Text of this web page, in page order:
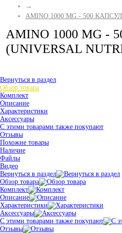
→
AMINO 1000 MG - 500
AMINO 1000 MG -
(UNIVERSAL
Вернуться в раздел
Обзор товара
Комплект
Описание
Характеристики
Аксессуары
С этими товарами также покупают
Отзывы
Похожие товары
Наличие
Файлы
Видео
Вернуться в раздел
Обзор товара
Комплект
Описание
Характеристики
Аксессуары
С этими товарами также покупают
Отзывы